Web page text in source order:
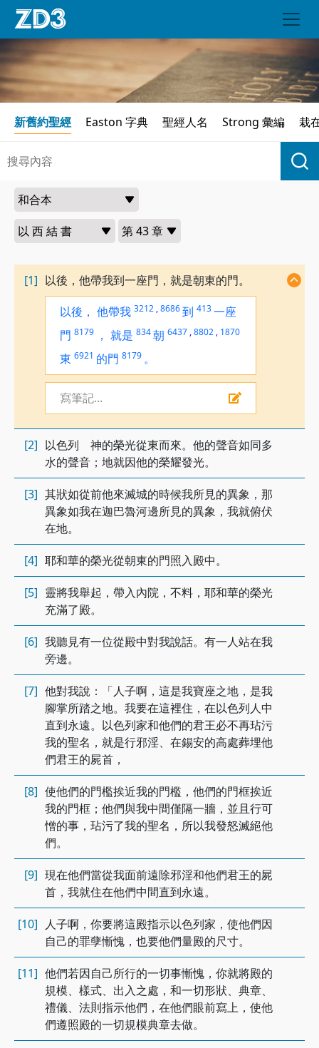
新舊約聖經 Easton 字典 聖經人名 Strong 彙編 栽
[1] 以後，他帶我到一座門，就是朝東的門。
以後， 他帶我 3212 ,8686到 413一座
門 8179 ， 就是 834朝 6437 ,8802 , 1870
東 6921 的門 8179 。
寫筆記...
[2] 以色列 神的榮光從東而來。他的聲音如同多
水的聲音；地就因他的榮耀發光。
[3] 其狀如從前他來滅城的時候我所見的異象，那
異象如我在迦巴魯河邊所見的異象，我就俯伏
在地。
[4] 耶和華的榮光從朝東的門照入殿中。
[5] 靈將我舉起，帶入內院，不料，耶和華的榮光
充滿了殿。
[6] 我聽見有一位從殿中對我說話。有一人站在我
旁邊。
[7] 他對我說：「人子啊，這是我寶座之地，是我
腳掌所踏之地。我要在這裡住，在以色列人中
直到永遠。以色列家和他們的君王必不再玷污
我的聖名，就是行邪淫、在錫安的高處葬埋他
們君王的屍首，
[8] 使他們的門檻挨近我的門檻，他們的門框挨近
我的門框；他們與我中間僅隔一牆，並且行可
憎的事，玷污了我的聖名，所以我發怒滅絕他
們。
[9] 現在他們當從我面前遠除邪淫和他們君王的屍
首，我就住在他們中間直到永遠。
[10] 人子啊，你要將這殿指示以色列家，使他們因
自己的罪孽慚愧，也要他們量殿的尺寸。
[11] 他們若因自己所行的一切事慚愧，你就將殿的
規模、樣式、出入之處，和一切形狀、典章、
禮儀、法則指示他們，在他們眼前寫上，使他
們遵照殿的一切規模典章去做。